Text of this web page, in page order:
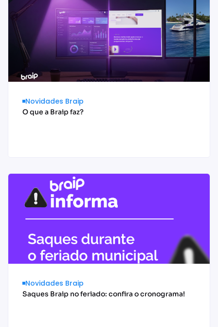
Novidades Braip
O que a Braip faz?
Acessar conteúdo
Novidades Braip
Saques Braip no feriado: confira o cronograma!